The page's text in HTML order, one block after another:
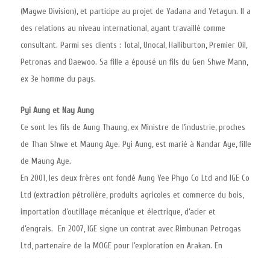
(Magwe Division), et participe au projet de Yadana and Yetagun. Il a
des relations au niveau international, ayant travaillé comme
consultant. Parmi ses clients : Total, Unocal, Halliburton, Premier Oil,
Petronas and Daewoo. Sa fille a épousé un fils du Gen Shwe Mann,
ex 3e homme du pays.
Pyi Aung et Nay Aung
Ce sont les fils de Aung Thaung, ex Ministre de l’industrie, proches
de Than Shwe et Maung Aye. Pyi Aung, est marié à Nandar Aye, fille
de Maung Aye.
En 2001, les deux frères ont fondé Aung Yee Phyo Co Ltd and IGE Co
Ltd (extraction pétrolière, produits agricoles et commerce du bois,
importation d’outillage mécanique et électrique, d’acier et
d’engrais. En 2007, IGE signe un contrat avec Rimbunan Petrogas
Ltd, partenaire de la MOGE pour l’exploration en Arakan. En